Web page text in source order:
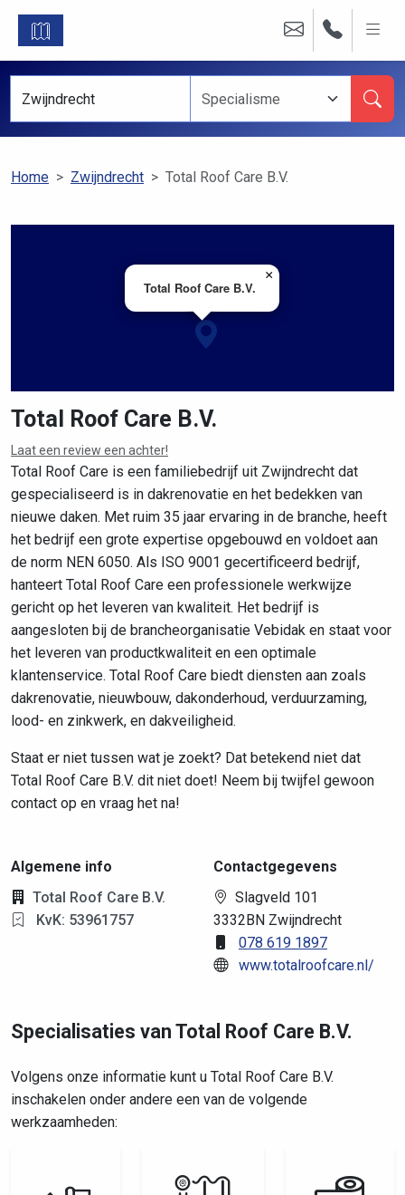
Home Zwijndrecht Total Roof Care B.V.
Total Roof Care B.V.
×
Leaflet|©OpenStreetMapcontributors
Total Roof Care B.V.
Laat een review een achter!
Total Roof Care is een familiebedrijf uit Zwijndrecht dat
gespecialiseerd is in dakrenovatie en het bedekken van
nieuwe daken. Met ruim 35 jaar ervaring in de branche, heeft
het bedrijf een grote expertise opgebouwd en voldoet aan
de norm NEN 6050. Als ISO 9001 gecertificeerd bedrijf,
hanteert Total Roof Care een professionele werkwijze
gericht op het leveren van kwaliteit. Het bedrijf is
aangesloten bij de brancheorganisatie Vebidak en staat voor
het leveren van productkwaliteit en een optimale
klantenservice. Total Roof Care biedt diensten aan zoals
dakrenovatie, nieuwbouw, dakonderhoud, verduurzaming,
lood- en zinkwerk, en dakveiligheid.
Staat er niet tussen wat je zoekt? Dat betekend niet dat
Total Roof Care B.V. dit niet doet! Neem bij twijfel gewoon
contact op en vraag het na!
Algemene info
Total Roof Care B.V.
KvK: 53961757
Contactgegevens
Slagveld 101
3332BN Zwijndrecht
078 619 1897
www.totalroofcare.nl/
Specialisaties van Total Roof Care B.V.
Volgens onze informatie kunt u Total Roof Care B.V.
inschakelen onder andere een van de volgende
werkzaamheden: